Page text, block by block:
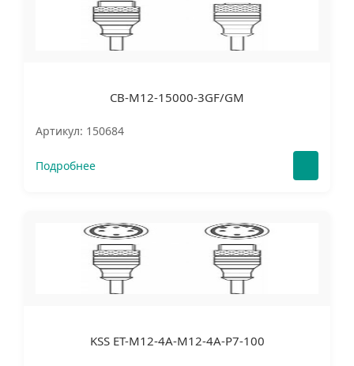
CB-M12-15000-3GF/GM
Артикул: 150684
Подробнее
KSS ET-M12-4A-M12-4A-P7-100